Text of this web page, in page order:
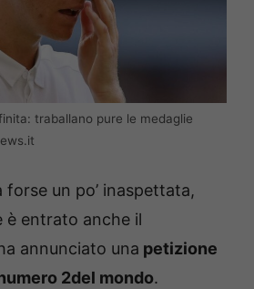
traballano pure le medaglie
forse un po’ inaspettata,
è entrato anche il
annunciato una petizione
2del mondo.